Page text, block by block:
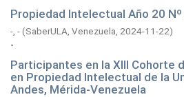
Propiedad Intelectual Año 20
-, -(SaberULA, Venezuela, 2024-11-22)
-
Participantes en la XIII Cohorte
en Propiedad Intelectual de la
Andes, Mérida-Venezuela